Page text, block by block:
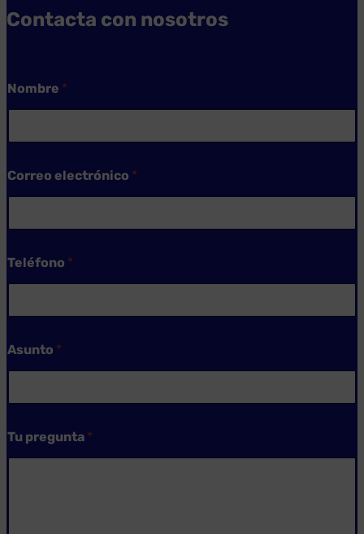
Contacta con nosotros
Nombre *
Correo electrónico *
Teléfono *
T
u
Asunto *
Tu pregunta *